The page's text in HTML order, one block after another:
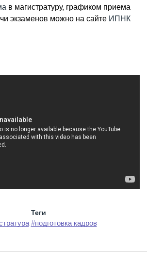
в магистратуру, графиком приема
экзаменов можно на сайте ИПНК
Теги
#подготовка кадров